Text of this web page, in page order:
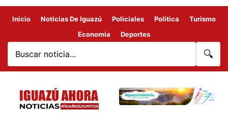
Inicio Noticias De Iguazú Policiales Politica
Turismo
Economia
Deportes
🔍